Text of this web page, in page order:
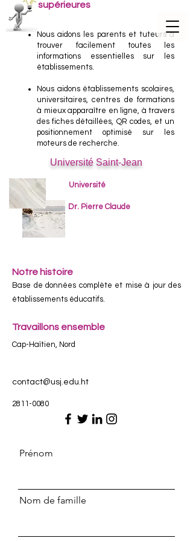
supérieures
Nousaidons les parents et tuteurs à
trouver facilement toutes les
informations essentielles sur les
établissements.
Nous aidons établissements scolaires,
universitaires, centres de formations
à mieux apparaître en ligne, à travers
des fiches détaillées, QR codes, et un
positionnement optimisé sur les
moteurs de recherche.
Université Saint-Jean
Université
Dr. Pierre Claude
Notre histoire
Base de données complète et mise à jour des
établissements éducatifs.
Travaillons ensemble
Cap-Haïtien, Nord
contact@usj.edu.ht
2811-0080
Prénom
Nom de famille